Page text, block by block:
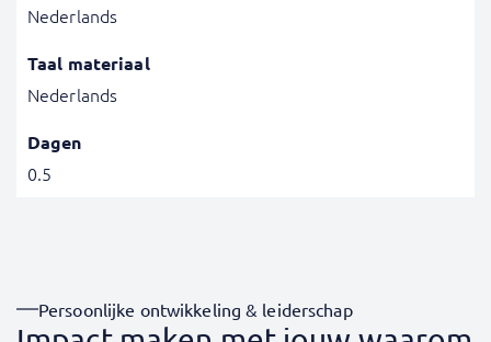
Nederlands
Taal materiaal
Nederlands
Dagen
0.5
Persoonlijke ontwikkeling & leiderschap